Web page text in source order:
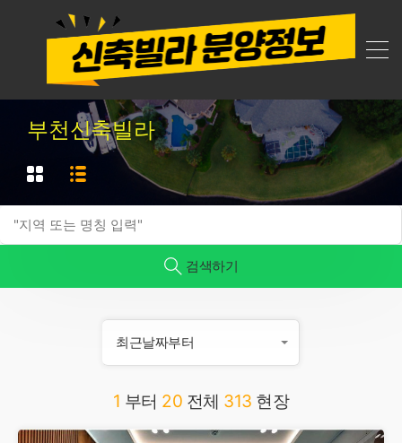
부천신축빌라
검색하기
1 부터 20 전체 313 현장
최근날짜부터